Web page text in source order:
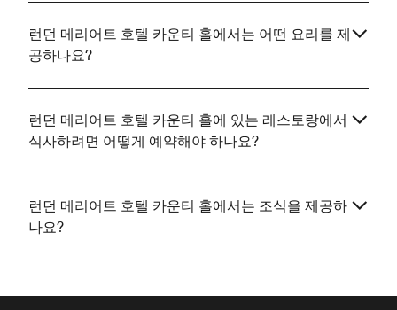
런던 메리어트 호텔 카운티 홀에서는 어떤 요리를 제
공하나요?
런던 메리어트 호텔 카운티 홀에 있는 레스토랑에서
식사하려면 어떻게 예약해야 하나요?
런던 메리어트 호텔 카운티 홀에서는 조식을 제공하
나요?